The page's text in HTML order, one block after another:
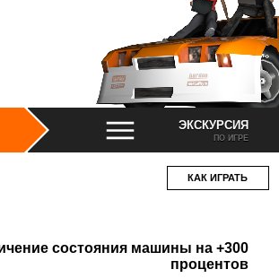
ЭКСКУРСИЯ
ПО ИГРЕ
КАК ИГРАТЬ
состояния машины на +300
процентов